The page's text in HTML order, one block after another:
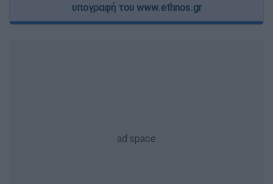
υπογραφή του www.ethnos.gr